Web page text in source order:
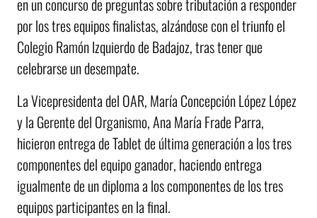
en un concurso de preguntas sobre tributación a responder
por los tres equipos finalistas, alzándose con el triunfo el
Colegio Ramón Izquierdo de Badajoz, tras tener que
celebrarse un desempate.
La Vicepresidenta del OAR, María Concepción López López
y la Gerente del Organismo, Ana María Frade Parra,
hicieron entrega de Tablet de última generación a los tres
componentes del equipo ganador, haciendo entrega
igualmente de un diploma a los componentes de los tres
equipos participantes en la final.